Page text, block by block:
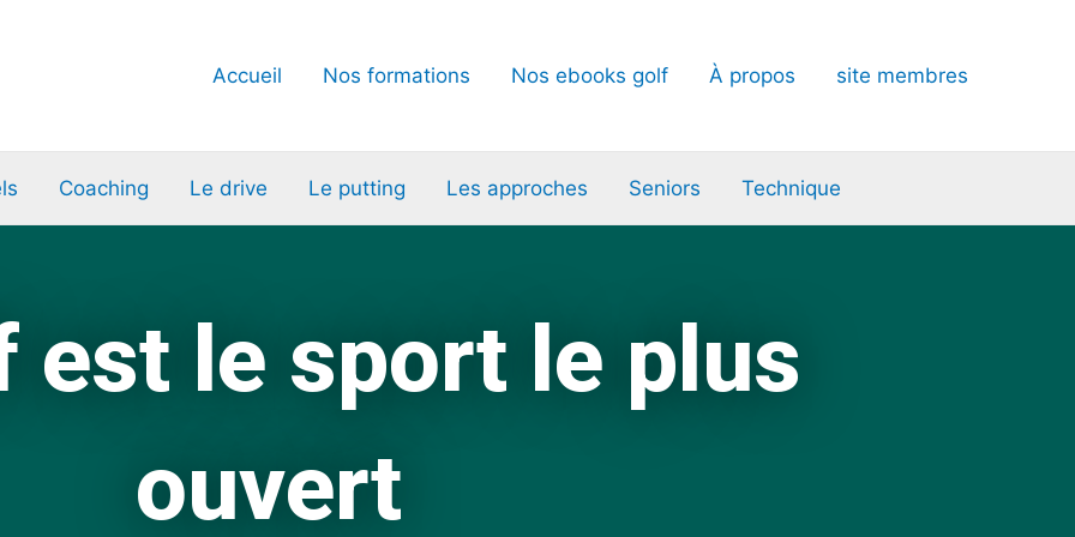
Accueil Nos formations Nos ebooks golf À propos site membres
Coaching Le drive Le putting Les approches Seniors Technique
est le sport le plus
ouvert